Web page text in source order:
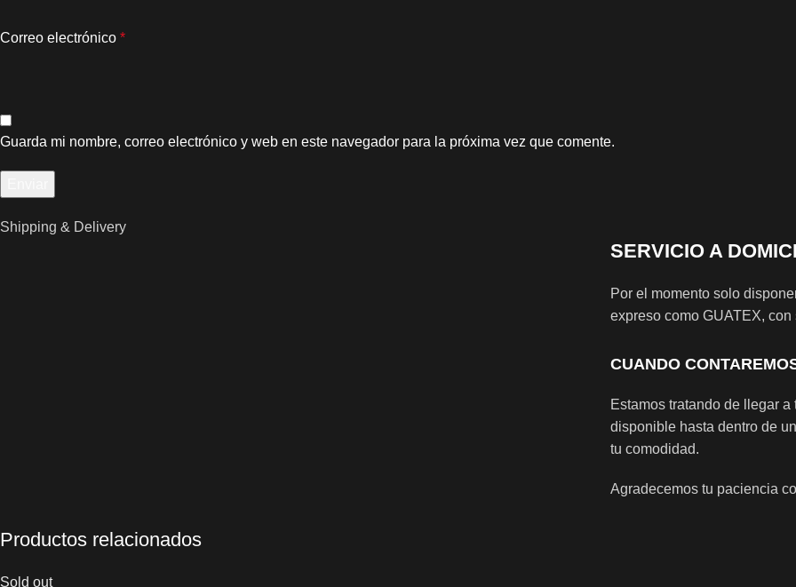
Correo electrónico *
Guarda mi nombre, correo electrónico y web en este navegador para la próxima vez que comente.
Shipping & Delivery
SERVICIO A
Por el momento solo
expreso como GUATEX,
CUANDO
Estamos tratando de llegar
disponible hasta dentro de
tu comodidad.
Agradecemos tu paciencia
Productos relacionados
Sold out